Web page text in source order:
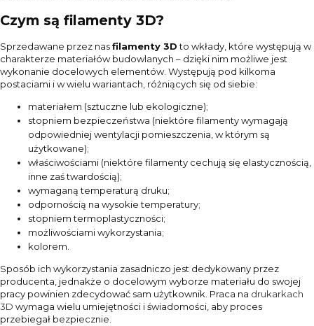
Czym są filamenty 3D?
Sprzedawane przez nasfilamenty 3Dto wkłady, które występują w
charakterze materiałów budowlanych – dzięki nim możliwe jest
wykonanie docelowych elementów. Występują pod kilkoma
postaciami i w wielu wariantach, różniących się od siebie:
materiałem (sztuczne lub ekologiczne);
stopniem bezpieczeństwa (niektóre filamenty wymagają
odpowiedniej wentylacji pomieszczenia, w którym są
użytkowane);
właściwościami (niektóre filamenty cechują się elastycznością,
inne zaś twardością);
wymaganą temperaturą druku;
odpornością na wysokie temperatury;
stopniem termoplastyczności;
możliwościami wykorzystania;
kolorem.
Sposób ich wykorzystania zasadniczo jest dedykowany przez
producenta, jednakże o docelowym wyborze materiału do swojej
pracy powinien zdecydować sam użytkownik. Praca na drukarkach
3D wymaga wielu umiejętności i świadomości, aby proces
przebiegał bezpiecznie.